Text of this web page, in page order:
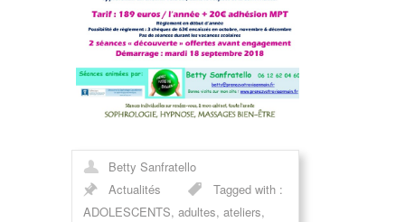
Betty Sanfratello
Actualités
Tagged with :
ADOLESCENTS, adultes, ateliers,